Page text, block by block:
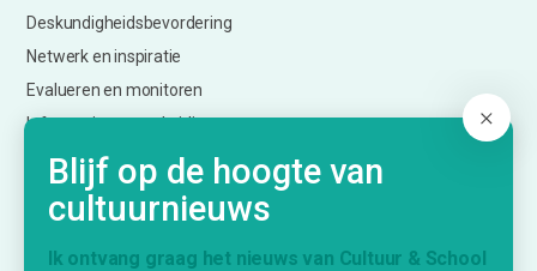
Deskundigheidsbevordering
Netwerk en inspiratie
Evalueren en monitoren
Informatie over subsidies
Creatief Vermogen Utrecht (CmK)
KENNISPLATFORM
Blijf op de hoogte van
cultuurnieuws
Ik ontvang graag het nieuws van Cultuur & School